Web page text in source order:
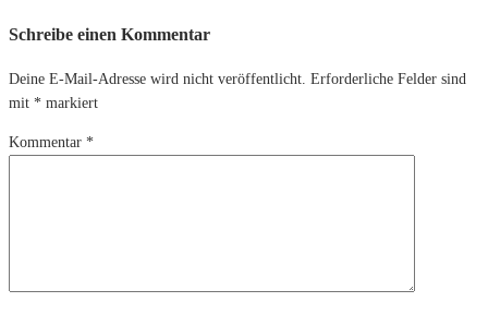
Schreibe einen Kommentar
Deine E-Mail-Adresse wird nicht veröffentlicht. Erforderliche Felder sind
mit * markiert
Kommentar *